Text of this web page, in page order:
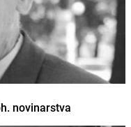
novinarstva